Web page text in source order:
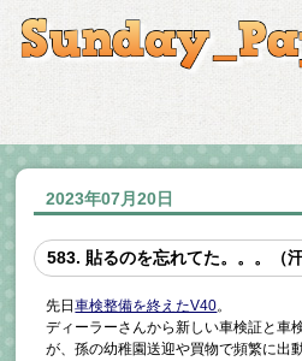
2023年07月20日
583. 貼るのを忘れてた。。。（汗
先日車検整備を終えたV40。
ディーラーさんから新しい車検証と車
が、孫の幼稚園送迎や買物で頻繁に出